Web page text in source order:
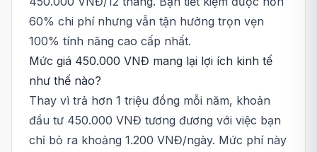
60% chi phí nhưng vẫn tận hưởng trọn vẹn
100% tính năng cao cấp nhất.
Mức giá 450.000 VNĐ mang lại lợi ích kinh tế
như thế nào?
Thay vì trả hơn 1 triệu đồng mỗi năm, khoản
đầu tư 450.000 VNĐ tương đương với việc bạn
chỉ bỏ ra khoảng 1.200 VNĐ/ngày. Mức phí này